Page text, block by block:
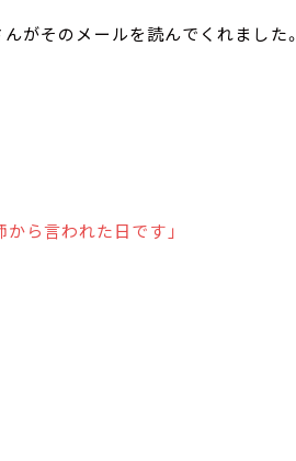
がそのメールを読んでくれました。
ら言われた日です」